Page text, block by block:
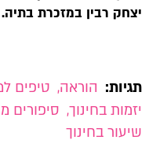
יצחק רבין במזכרת בתיה.
תגיות: הוראה, טיפים
יזמות בחינוך, סיפורים
שיעור בחינוך